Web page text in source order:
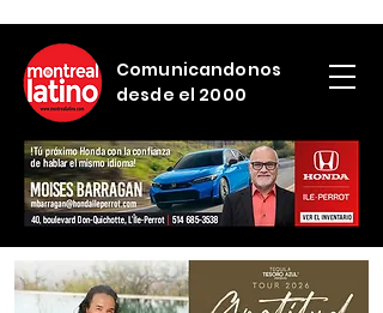
Comunicandonos
desde el 2000